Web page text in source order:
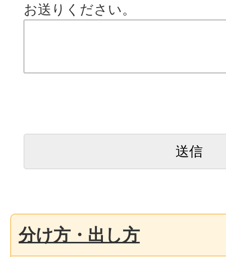
お送りください。
分け方・出し方